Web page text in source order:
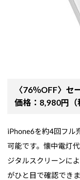
〈76％OFF〉
価格：8,980円（
iPhone6を約4回フル
可能です。懐中電灯
ジタルスクリーンに
がひと目で確認できま